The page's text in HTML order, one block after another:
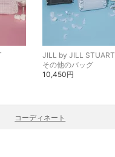
JILL by JILL STUART
その他のバッグ
10,450円
コーディネート